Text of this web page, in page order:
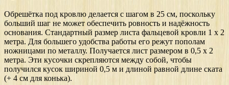
Обрешётка под кровлю делается с шагом в 25 см, поскольку
больший шаг не может обеспечить ровность и надёжность
основания. Стандартный размер листа фальцевой кровли 1 х 2
метра. Для большего удобства работы его режут пополам
ножницами по металлу. Получается лист размером в 0,5 х 2
метра. Эти кусочки скрепляются между собой, чтобы
получился кусок шириной 0,5 м и длиной равной длине ската
(+ 4 см для конька).